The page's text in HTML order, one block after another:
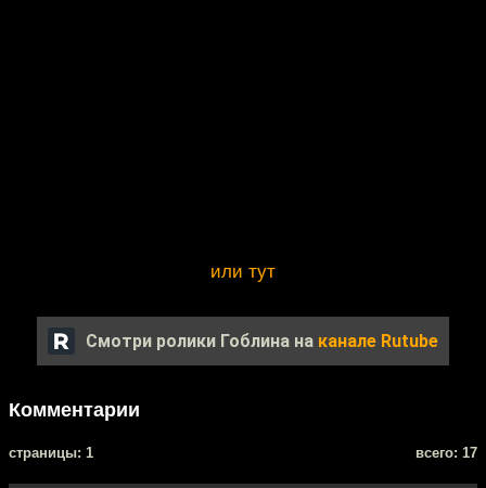
или тут
Смотри ролики Гоблина на канале Rutube
Комментарии
cтраницы: 1 всего: 17